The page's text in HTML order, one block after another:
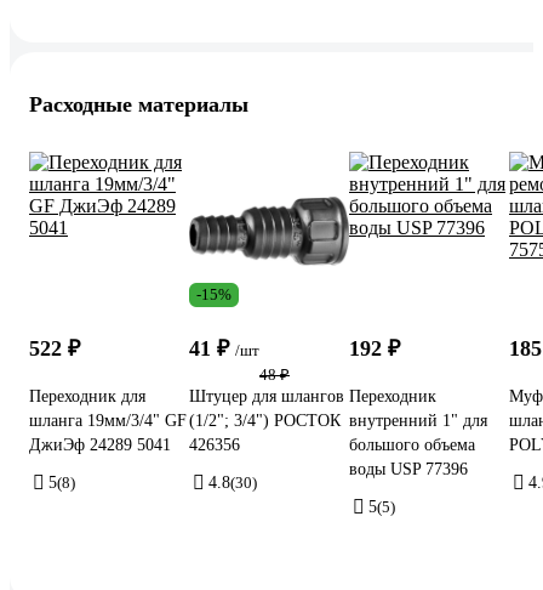
Расходные материалы
522 ₽
Переходник для
шланга 19мм/3/4" GF
ДжиЭф 24289 5041
5(8)
-15%
41 ₽ /шт
48 ₽
Штуцер для шлангов
(1/2"; 3/4") РОСТОК
426356
4.8(30)
192 ₽
Переходник
внутренний 1" для
большого объема
воды USP 77396
5(5)